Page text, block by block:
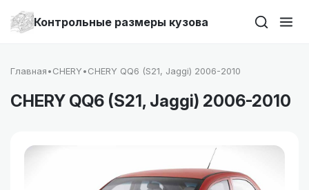
Контрольные размеры кузова
Главная•CHERY•CHERY QQ6 (S21, Jaggi) 2006-2010
CHERY QQ6 (S21, Jaggi) 2006-2010